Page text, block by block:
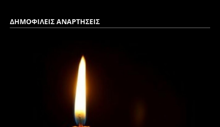
ΔΗΜΟΦΙΛΕΙΣ ΑΝΑΡΤΗΣΕΙΣ